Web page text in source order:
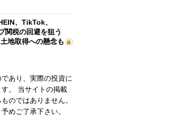
、TikTok、
関税の回避を狙う
地取得への懸念も
あり、実際の投資に
。 当サイトの掲載
のではありません。
めご了承下さい。